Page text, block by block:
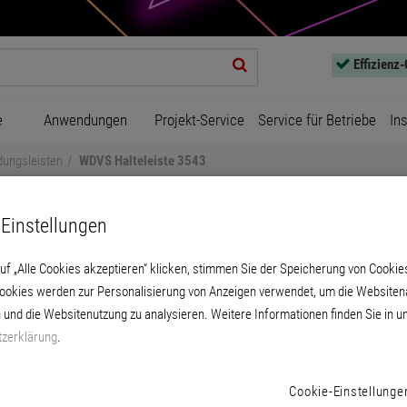
Anwendungen Projekt-Service Service für Betriebe
WDVS Halteleiste 3543
WDVS Halteleiste 3543
der WDVS Hartschaum-
„Alle Cookies akzeptieren“ klicken, stimmen Sie der Speicherung von
werden zur Personalisierung von Anzeigen verwendet, um die
die Websitenutzung zu analysieren. Weitere Informationen finden Sie in
.
Cookie-